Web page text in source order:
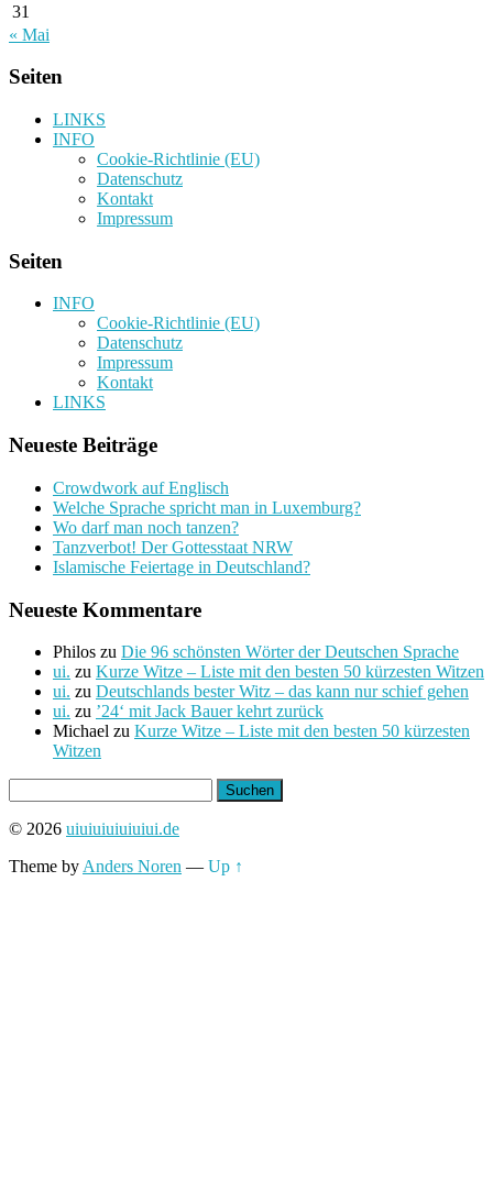
31
« Mai
Seiten
LINKS
INFO
Cookie-Richtlinie (EU)
Datenschutz
Kontakt
Impressum
Seiten
INFO
Cookie-Richtlinie (EU)
Datenschutz
Impressum
Kontakt
LINKS
Neueste Beiträge
Crowdwork auf Englisch
Welche Sprache spricht man in Luxemburg?
Wo darf man noch tanzen?
Tanzverbot! Der Gottesstaat NRW
Islamische Feiertage in Deutschland?
Neueste Kommentare
Philos zu Die 96 schönsten Wörter der Deutschen Sprache
ui. zu Kurze Witze – Liste mit den besten 50 kürzesten Witzen
ui. zu Deutschlands bester Witz – das kann nur schief gehen
ui. zu ’24‘ mit Jack Bauer kehrt zurück
Michael zu Kurze Witze – Liste mit den besten 50 kürzesten
Witzen
nach:
© 2026 uiuiuiuiuiuiui.de
Theme by Anders Noren — Up ↑